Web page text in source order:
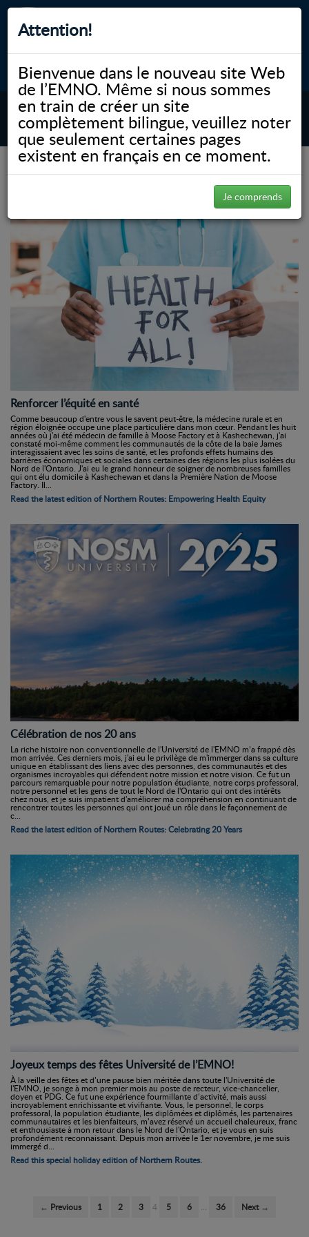
Attention!
Bienvenue dans le nouveau site Web
de l’EMNO. Même si nous sommes
en train de créer un site
complètement bilingue, veuillez noter
que seulement certaines pages
existent en français en ce moment.
Je comprends
myNOSM Accessibilité A- A+ English
MENU
NOSM.ca (Page 4)
Renforcer l’équité en santé
Comme beaucoup d'entre vous le savent peut-être, la médecine rurale et en
région éloignée occupe une place particulière dans mon cœur. Pendant les huit
années où j'ai été médecin de famille à Moose Factory et à Kashechewan, j'ai
constaté moi-même comment les communautés de la côte de la baie James
interagissaient avec les soins de santé, et les profonds effets humains des
barrières économiques et sociales dans certaines des régions les plus isolées du
Nord de l'Ontario. J'ai eu le grand honneur de soigner de nombreuses familles
qui ont élu domicile à Kashechewan et dans la Première Nation de Moose
Factory. Il...
Read the latest edition of Northern Routes: Empowering Health Equity
Célébration de nos 20 ans
La riche histoire non conventionnelle de l'Université de l'EMNO m’a frappé dès
mon arrivée. Ces derniers mois, j'ai eu le privilège de m'immerger dans sa culture
unique en établissant des liens avec des personnes, des communautés et des
organismes incroyables qui défendent notre mission et notre vision. Ce fut un
parcours remarquable pour notre population étudiante, notre corps professoral,
notre personnel et les gens de tout le Nord de l'Ontario qui ont des intérêts
chez nous, et je suis impatient d'améliorer ma compréhension en continuant de
rencontrer toutes les personnes qui ont joué un rôle dans le façonnement de
c...
Read the latest edition of Northern Routes: Celebrating 20 Years
Joyeux temps des fêtes Université de l’EMNO!
À la veille des fêtes et d’une pause bien méritée dans toute l'Université de
l'EMNO, je songe à mon premier mois au poste de recteur, vice-chancelier,
doyen et PDG. Ce fut une expérience fourmillante d’activité, mais aussi
incroyablement enrichissante et vivifiante. Vous, le personnel, le corps
professoral, la population étudiante, les diplômées et diplômés, les partenaires
communautaires et les bienfaiteurs, m’avez réservé un accueil chaleureux, franc
et enthousiaste à mon retour dans le Nord de l'Ontario, et je vous en suis
profondément reconnaissant. Depuis mon arrivée le 1er novembre, je me suis
immergé d...
Read this special holiday edition of Northern Routes.
← Previous 1 2 3 4 5 6 … 36 Next →